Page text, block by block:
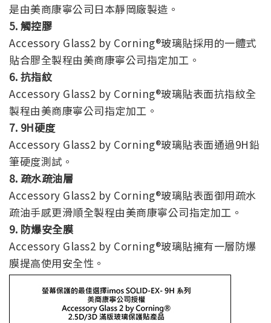
是由美商康寧公司日本靜岡廠製造。
5. 觸控膠
Accessory Glass2 by Corning®玻璃貼採用的一體式
貼合膠全製程由美商康寧公司指定加工。
6. 抗指紋
Accessory Glass2 by Corning®玻璃貼表面抗指紋全
製程由美商康寧公司指定加工。
7. 9H硬度
Accessory Glass2 by Corning®玻璃貼表面通過9H鉛
筆硬度測試。
8. 疏水疏油層
Accessory Glass2 by Corning®玻璃貼表面御用疏水
疏油手感更滑順全製程由美商康寧公司指定加工。
9. 防爆安全膜
Accessory Glass2 by Corning®玻璃貼擁有一層防爆
膜提高使用安全性。